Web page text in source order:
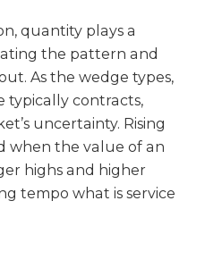
quantity plays a
the pattern and
As the wedge types,
typically contracts,
uncertainty. Rising
when the value of an
highs and higher
tempo what is service